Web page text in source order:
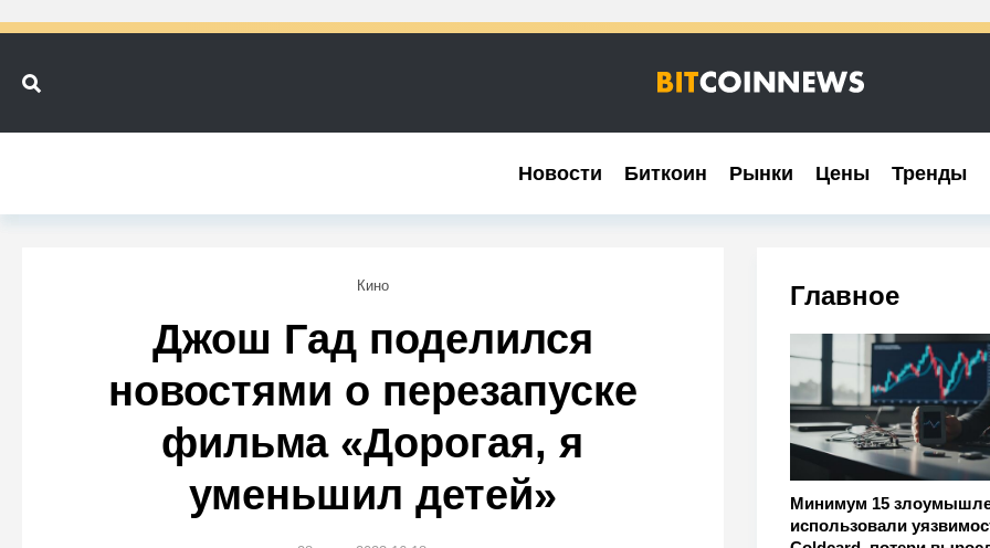
Новости Биткоин Рынки Цены Тренды
Новости Биткоин Рынки Цены Тренды
Главное
Минимум 15
использовали
Кино
Джош Гад поделился
новостями о перезапуске
фильма «Дорогая, я
уменьшил детей»